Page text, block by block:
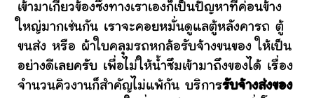
เข้ามาเกี่ยวข้องซึ่งทางเราเองก็เป็นปัญหาที่ค่อนข้าง
ใหญ่มากเช่นกัน เราจะคอยหมั่นดูแลตู้หลังคารถ ตู้
ขนส่ง หรือ ผ้าใบคลุมรถหกล้อรับจ้างขนของ ให้เป็น
อย่างดีเลยครับ เพื่อไม่ให้น้ำซึมเข้ามาถึงของได้ เรื่อง
จำนวนคิวงานก็สำคัญไม่แพ้กัน บริการรับจ้างส่งของ